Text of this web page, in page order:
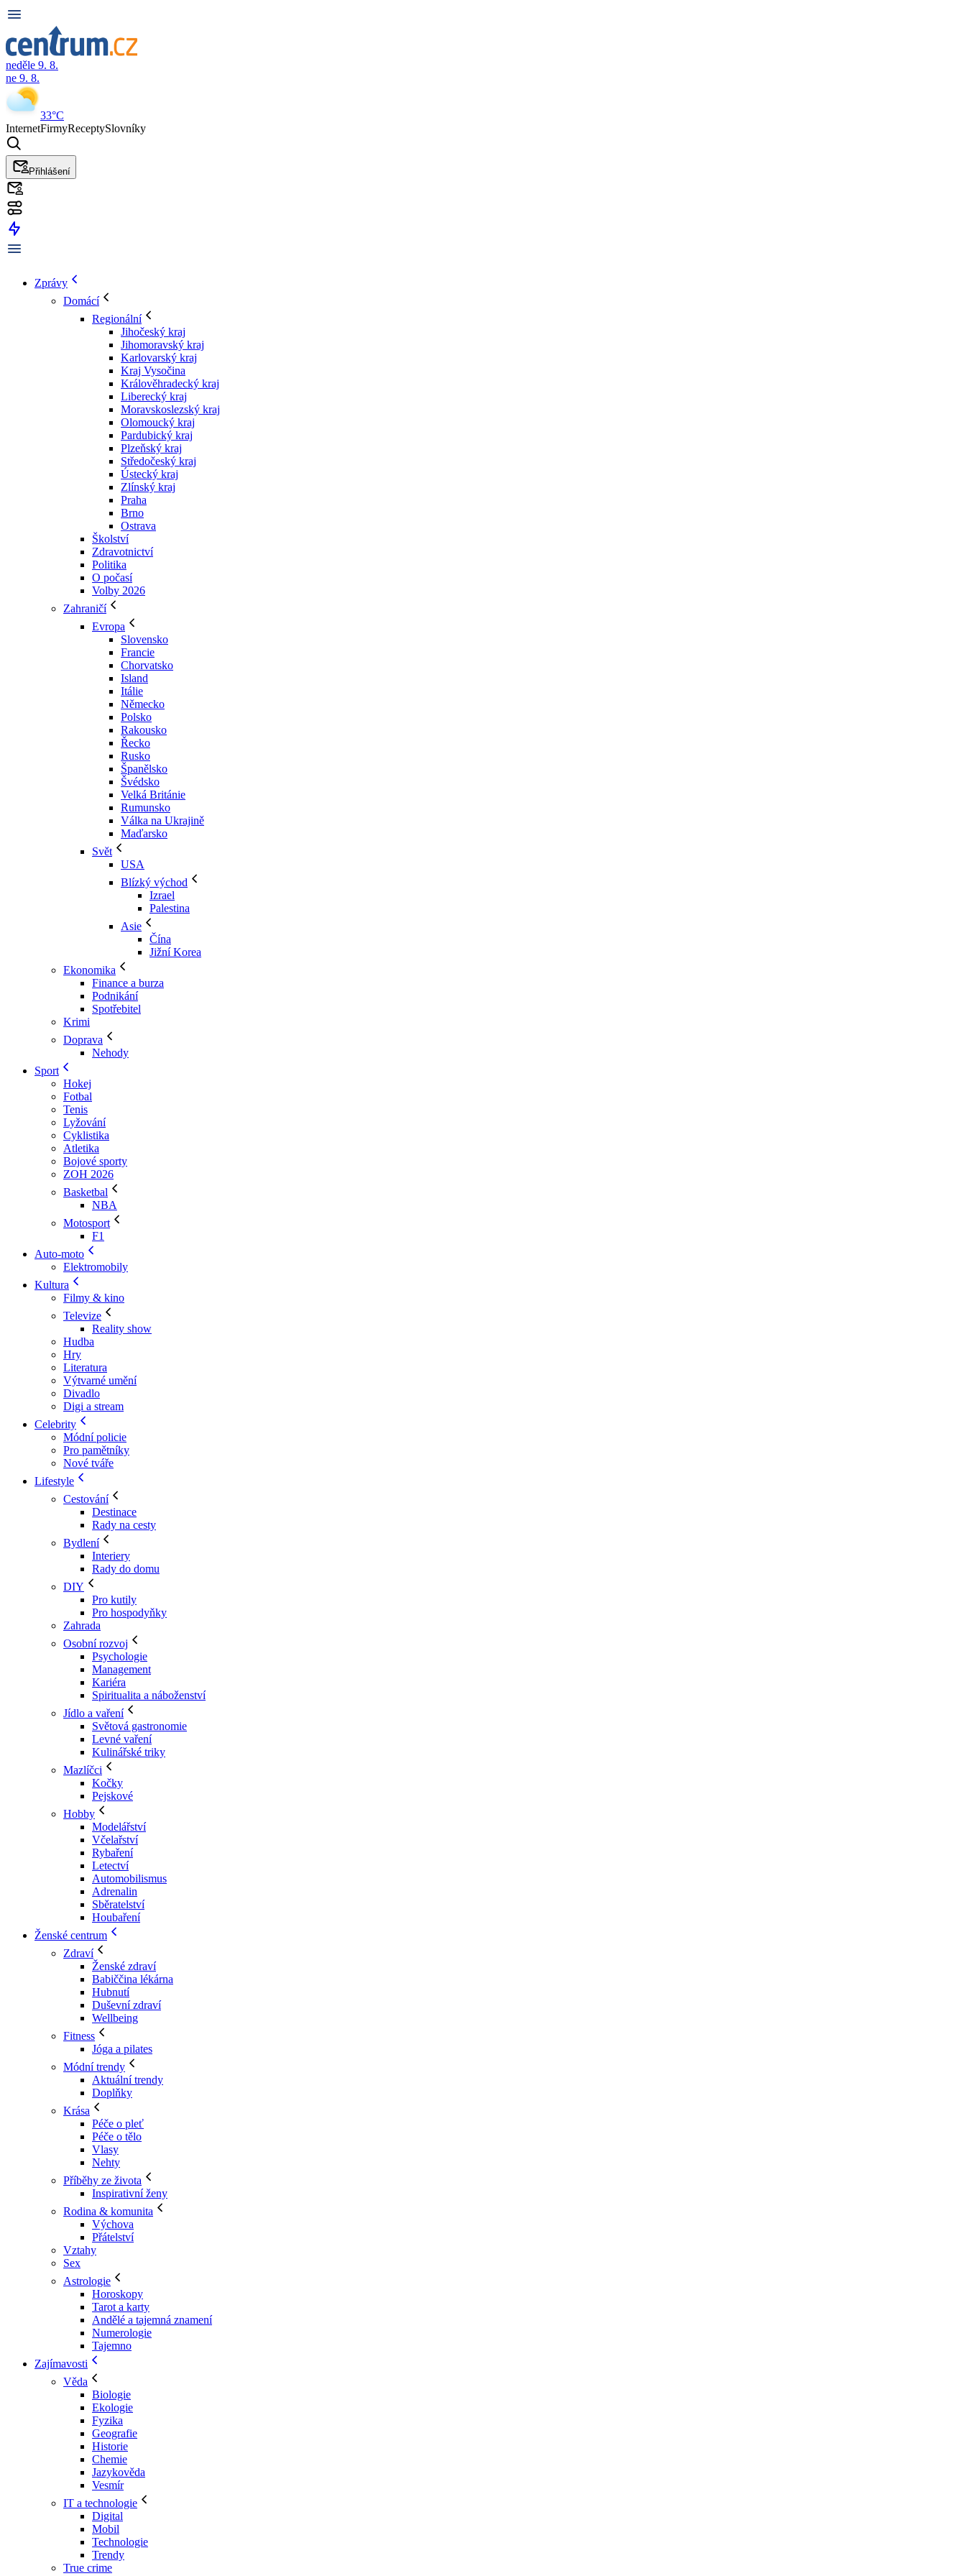
neděle 9. 8.
ne 9. 8.
33°C
InternetFirmyReceptySlovníky
Přihlášení
Zprávy
Domácí
Regionální
Jihočeský kraj
Jihomoravský kraj
Karlovarský kraj
Kraj Vysočina
Králověhradecký kraj
Liberecký kraj
Moravskoslezský kraj
Olomoucký kraj
Pardubický kraj
Plzeňský kraj
Středočeský kraj
Ústecký kraj
Zlínský kraj
Praha
Brno
Ostrava
Školství
Zdravotnictví
Politika
O počasí
Volby 2026
Zahraničí
Evropa
Slovensko
Francie
Chorvatsko
Island
Itálie
Německo
Polsko
Rakousko
Řecko
Rusko
Španělsko
Švédsko
Velká Británie
Rumunsko
Válka na Ukrajině
Maďarsko
Svět
USA
Blízký východ
Izrael
Palestina
Asie
Čína
Jižní Korea
Ekonomika
Finance a burza
Podnikání
Spotřebitel
Krimi
Doprava
Nehody
Sport
Hokej
Fotbal
Tenis
Lyžování
Cyklistika
Atletika
Bojové sporty
ZOH 2026
Basketbal
NBA
Motosport
F1
Auto-moto
Elektromobily
Kultura
Filmy & kino
Televize
Reality show
Hudba
Hry
Literatura
Výtvarné umění
Divadlo
Digi a stream
Celebrity
Módní policie
Pro pamětníky
Nové tváře
Lifestyle
Cestování
Destinace
Rady na cesty
Bydlení
Interiery
Rady do domu
DIY
Pro kutily
Pro hospodyňky
Zahrada
Osobní rozvoj
Psychologie
Management
Kariéra
Spiritualita a náboženství
Jídlo a vaření
Světová gastronomie
Levné vaření
Kulinářské triky
Mazlíčci
Kočky
Pejskové
Hobby
Modelářství
Včelařství
Rybaření
Letectví
Automobilismus
Adrenalin
Sběratelství
Houbaření
Ženské centrum
Zdraví
Ženské zdraví
Babiččina lékárna
Hubnutí
Duševní zdraví
Wellbeing
Fitness
Jóga a pilates
Módní trendy
Aktuální trendy
Doplňky
Krása
Péče o pleť
Péče o tělo
Vlasy
Nehty
Příběhy ze života
Inspirativní ženy
Rodina & komunita
Výchova
Přátelství
Vztahy
Sex
Astrologie
Horoskopy
Tarot a karty
Andělé a tajemná znamení
Numerologie
Tajemno
Zajímavosti
Věda
Biologie
Ekologie
Fyzika
Geografie
Historie
Chemie
Jazykověda
Vesmír
IT a technologie
Digital
Mobil
Technologie
Trendy
True crime